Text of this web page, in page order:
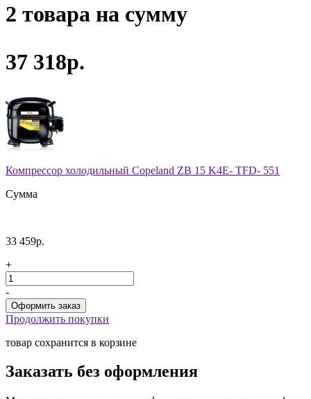
2 товара на сумму
37 318р.
Компрессор холодильный Copeland ZB 15 K4E- TFD- 551
Сумма
33 459р.
+
-
Продолжить покупки
товар сохранится в корзине
Заказать без оформления